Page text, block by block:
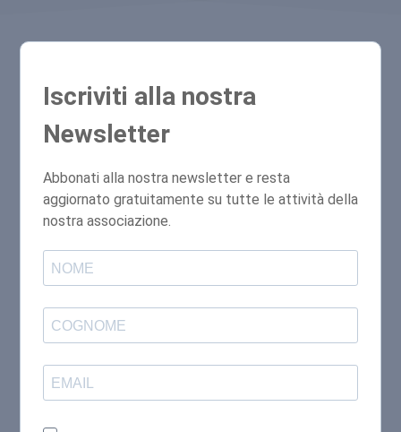
Iscriviti alla nostra
Newsletter
Abbonati alla nostra newsletter e resta
aggiornato gratuitamente su tutte le attività della
nostra associazione.